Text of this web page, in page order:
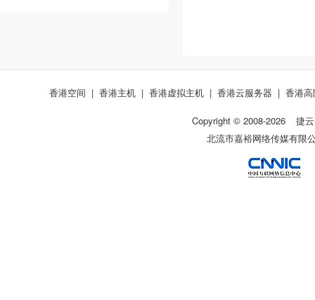
香港空间 | 香港主机 | 香港虚拟主机 | 香港云服务器 | 香港
Copyright © 2008-2026
捷云
北流市嘉裕网络传媒有限